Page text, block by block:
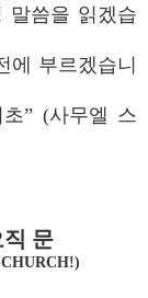
말씀을 읽겠습
에 부르겠습니
” (사무엘 스
문